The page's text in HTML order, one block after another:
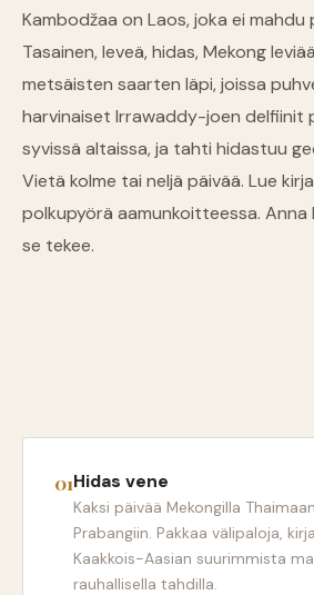
Kambodžaa on Laos, joka ei mahdu
Tasainen, leveä, hidas, Mekong
metsäisten saarten läpi, joissa
harvinaiset Irrawaddy-joen delfiinit
syvissä altaissa, ja tahti hidastuu
Vietä kolme tai neljä päivää. Lue
polkupyörä aamunkoitteessa. Anna
se tekee.
Hidas vene
Kaksi päivää Mekongilla
Prabangiin. Pakkaa välipaloja,
Kaakkois-Aasian suurimmista
rauhallisella tahdilla.